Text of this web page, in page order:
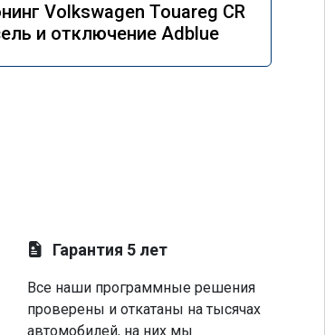
Volkswagen Touareg CR
и отключение Adblue
Гарантия 5 лет
Все наши программные решения
проверены и откатаны на тысячах
автомобилей, на них мы